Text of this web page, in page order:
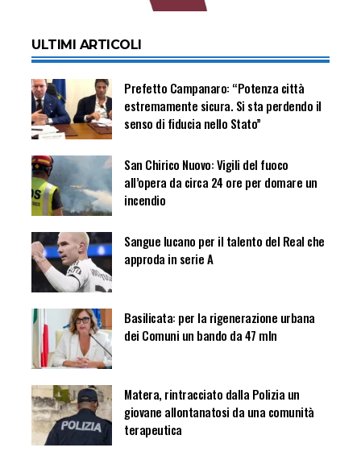
ULTIMI ARTICOLI
Prefetto Campanaro: “Potenza città
estremamente sicura. Si sta perdendo il
senso di fiducia nello Stato”
San Chirico Nuovo: Vigili del fuoco
all’opera da circa 24 ore per domare un
incendio
Sangue lucano per il talento del Real che
approda in serie A
Basilicata: per la rigenerazione urbana
dei Comuni un bando da 47 mln
Matera, rintracciato dalla Polizia un
giovane allontanatosi da una comunità
terapeutica